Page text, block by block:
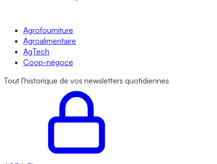
Agrofourniture
Agroalimentaire
AgTech
Coop-négoce
Tout l'historique de vos newsletters quotidiennes